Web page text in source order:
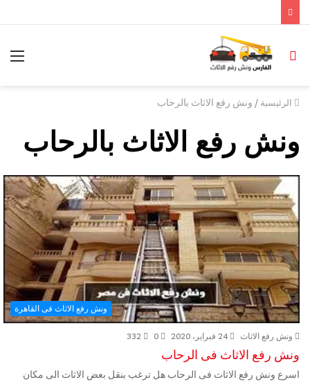
الرئيسية / ونش رفع الاثاث بالرحاب
ونش رفع الاثاث بالرحاب
ونش رفع الاثاث فى القاهرة
ونش رفع الاثاث 24 فبراير، 2020 0
332
ونش رفع الاثاث فى الرحاب
اسرع ونش رفع الاثاث فى الرحاب هل ترغب بنقل بعض الاثاث الى مكان